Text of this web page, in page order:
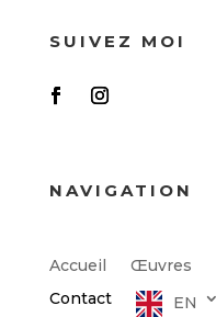
SUIVEZ MOI
NAVIGATION
Accueil Œuvres
Contact
EN